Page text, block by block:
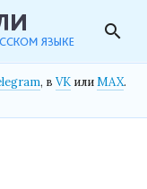
search
, в VK илиMAX.